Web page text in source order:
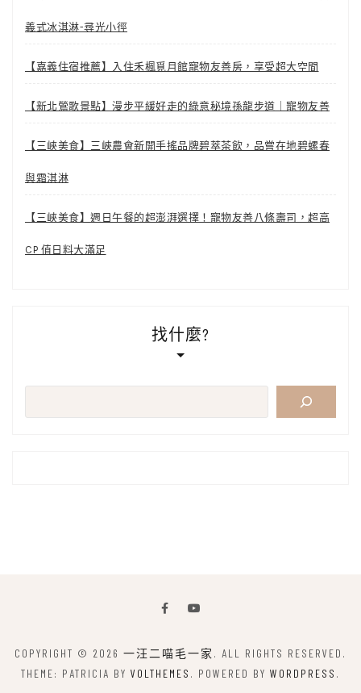
義式冰淇淋-尋光小徑
【嘉義住宿推薦】入住禾楓覓月館寵物友善房，享受超大空間
【新北鶯歌景點】漫步平緩好走的綠意秘境孫龍步道｜寵物友善
【三峽美食】三峽農會新開手搖品牌碧萃茶飲，品嘗在地碧螺春
與霜淇淋
【三峽美食】週日午餐的超澎湃選擇！寵物友善八條壽司，超高
CP 值日料大滿足
找什麼?
COPYRIGHT © 2026 一汪二喵毛一家 . ALL RIGHTS RESERVED.
THEME: PATRICIA BY VOLTHEMES . POWERED BY WORDPRESS .